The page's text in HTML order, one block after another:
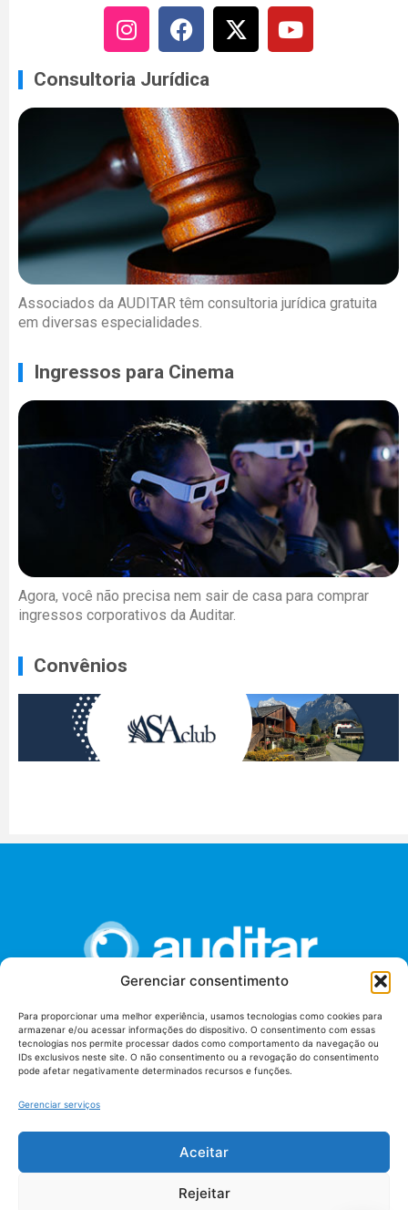
Gerenciar consentimento
Para proporcionar uma melhor experiência, usamos tecnologias como cookies para
armazenar e/ou acessar informações do dispositivo. O consentimento com essas
tecnologias nos permite processar dados como comportamento da navegação ou
IDs exclusivos neste site. O não consentimento ou a revogação do consentimento
pode afetar negativamente determinados recursos e funções.
Gerenciar serviços
Aceitar
Rejeitar
Consultoria Jurídica
Associados da AUDITAR têm consultoria jurídica gratuita
em diversas especialidades.
Ingressos para Cinema
Agora, você não precisa nem sair de casa para comprar
ingressos corporativos da Auditar.
Convênios
União dos Auditores Federais de Controle Externo -
AUDITAR
Setor de Administração Federal Sul (SAF/Sul), Qd. 04, Lt. 01
Tribunal de Contas da União (TCU), Subsolo, Sala S04
Telefone: (61)3527-7292
Termos de uso